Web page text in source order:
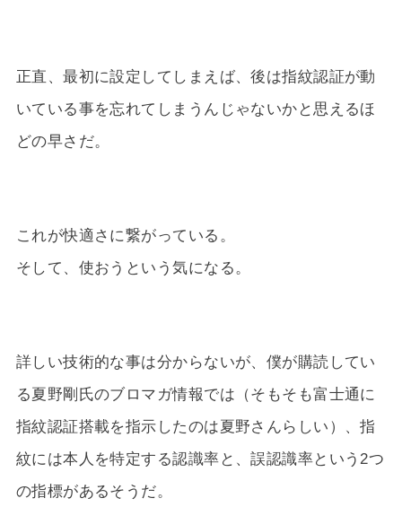
正直、最初に設定してしまえば、後は指紋認証が動
いている事を忘れてしまうんじゃないかと思えるほ
どの早さだ。
これが快適さに繋がっている。
そして、使おうという気になる。
詳しい技術的な事は分からないが、僕が購読してい
る夏野剛氏のブロマガ情報では（そもそも富士通に
指紋認証搭載を指示したのは夏野さんらしい）、指
紋には本人を特定する認識率と、誤認識率という2つ
の指標があるそうだ。